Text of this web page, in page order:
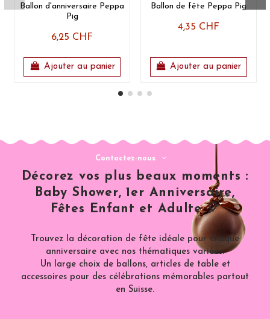
Ballon d'anniversaire Peppa
Pig
6,25 CHF
Ajouter au panier
Ballon de fête Peppa Pig
4,35 CHF
Ajouter au panier
Contactez-nous
Décorez vos plus beaux moments :
Baby Shower, 1er Anniversaire,
Fêtes Enfant et Adulte 🎈
Trouvez la décoration de fête idéale pour chaque
anniversaire avec nos thématiques variées.
Un large choix de ballons, articles de table et
accessoires pour des célébrations mémorables partout
en Suisse.